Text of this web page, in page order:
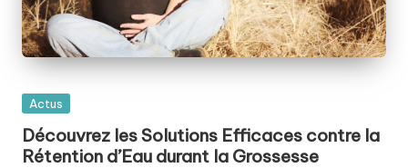
Posted
in
Actus
Découvrez les Solutions Efficaces contre la
Rétention d’Eau durant la Grossesse